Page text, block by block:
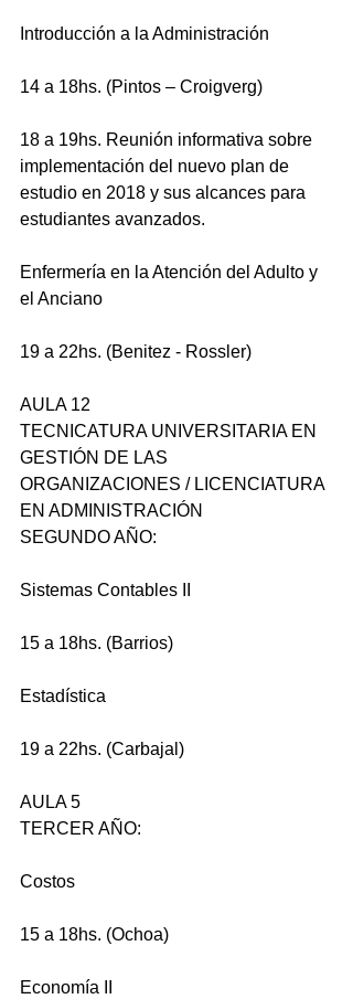
Introducción a la Administración
14 a 18hs. (Pintos – Croigverg)
18 a 19hs. Reunión informativa sobre
implementación del nuevo plan de
estudio en 2018 y sus alcances para
estudiantes avanzados.
Enfermería en la Atención del Adulto y
el Anciano
19 a 22hs. (Benitez - Rossler)
AULA 12
TECNICATURA UNIVERSITARIA EN
GESTIÓN DE LAS
ORGANIZACIONES / LICENCIATURA
EN ADMINISTRACIÓN
SEGUNDO AÑO:
Sistemas Contables II
15 a 18hs. (Barrios)
Estadística
19 a 22hs. (Carbajal)
AULA 5
TERCER AÑO:
Costos
15 a 18hs. (Ochoa)
Economía II